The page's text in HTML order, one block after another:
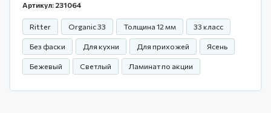
Артикул: 231064
Ritter Organic 33 Толщина 12 мм 33 класс
Без фаски Для кухни Для прихожей Ясень
Бежевый Светлый Ламинат по акции